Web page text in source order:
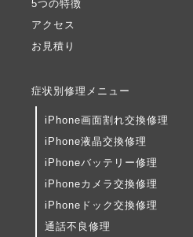
5つの特徴
アクセス
お見積り
症状別修理メニュー
iPhone画面割れ交換修理
iPhone液晶交換修理
iPhoneバッテリー修理
iPhoneカメラ交換修理
iPhoneドック交換修理
通話不良修理